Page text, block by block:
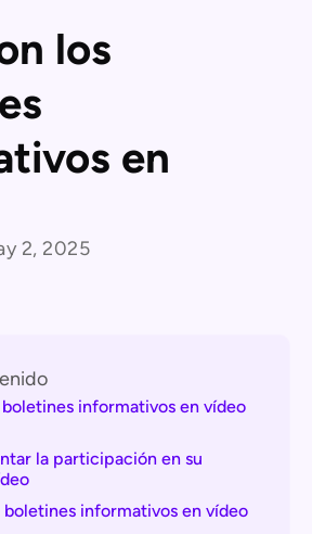
los
en
2, 2025
informativos en vídeo
la participación en su
boletines informativos en vídeo